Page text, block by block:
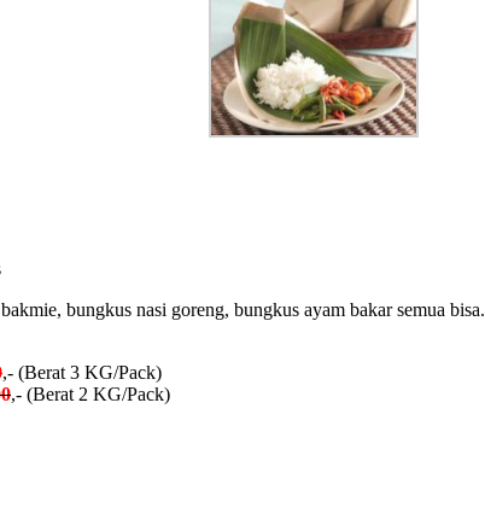
bungkus nasi goreng, bungkus ayam bakar semua bisa.
,- (Berat 3 KG/Pack)
,- (Berat 2 KG/Pack)